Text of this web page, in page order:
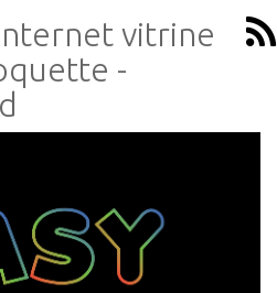
vitrine
-